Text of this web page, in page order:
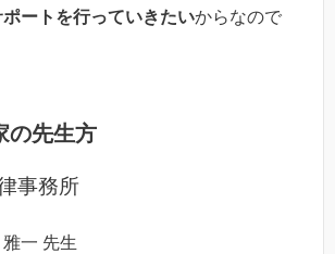
ートを行っていきたいからなので
の先生方
事務所
一 先生